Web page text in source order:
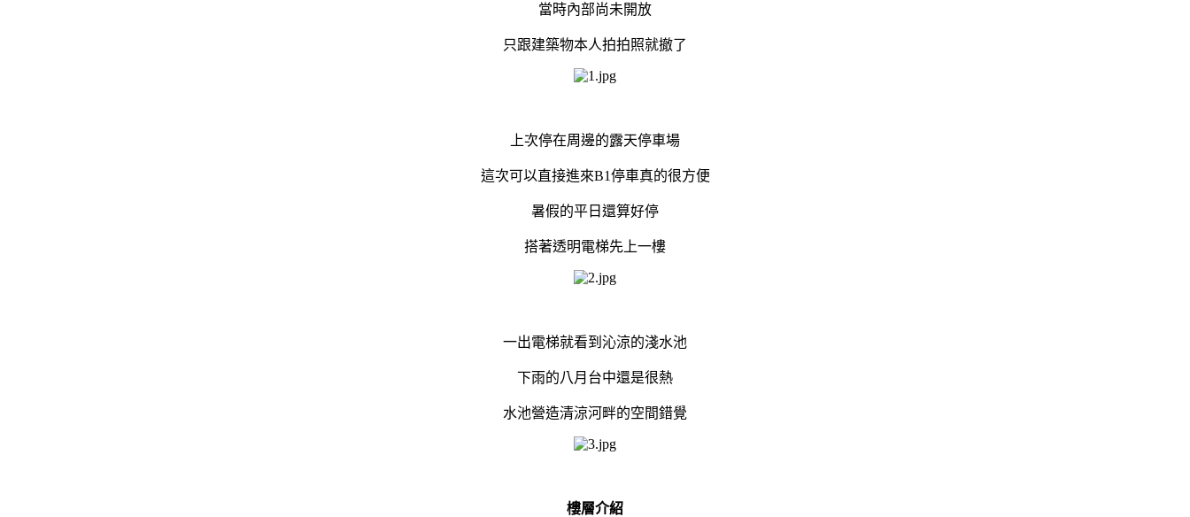
當時內部尚未開放
只跟建築物本人拍拍照就撤了
上次停在周邊的露天停車場
這次可以直接進來B1停車真的很方便
暑假的平日還算好停
搭著透明電梯先上一樓
一出電梯就看到沁涼的淺水池
下雨的八月台中還是很熱
水池營造清涼河畔的空間錯覺
樓層介紹